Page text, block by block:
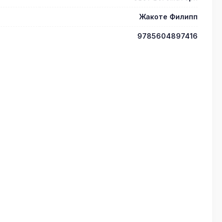
Жакоте Филипп
9785604897416